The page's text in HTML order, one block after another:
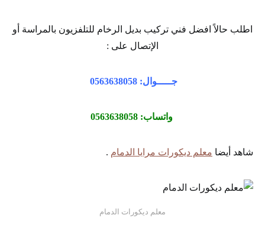
اطلب حالاً افضل فني تركيب بديل الرخام للتلفزيون بالمراسة أو
الإتصال على :
جـــــوال: 0563638058
واتساب: 0563638058
شاهد أيضا معلم ديكورات مرايا الدمام .
معلم ديكورات الدمام